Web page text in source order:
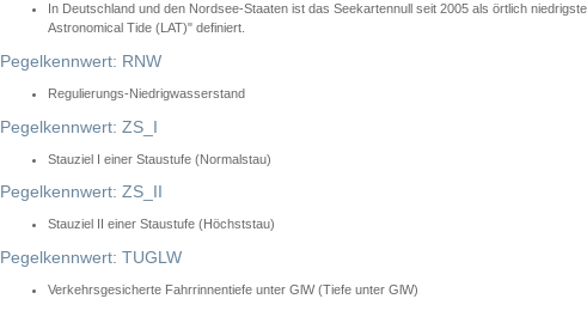
In Deutschland und den Nordsee-Staaten ist das Seekartennull seit 2005 als örtlich
Astronomical Tide (LAT)" definiert.
Pegelkennwert: RNW
Regulierungs-Niedrigwasserstand
Pegelkennwert: ZS_I
Stauziel I einer Staustufe (Normalstau)
Pegelkennwert: ZS_II
Stauziel II einer Staustufe (Höchststau)
Pegelkennwert: TUGLW
Verkehrsgesicherte Fahrrinnentiefe unter GlW (Tiefe unter GlW)